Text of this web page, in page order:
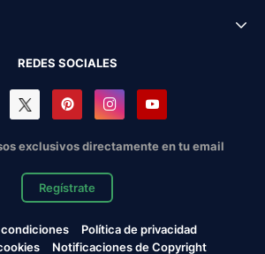
REDES SOCIALES
exclusivos directamente en tu email
Regístrate
Política de privacidad
Notificaciones de Copyright